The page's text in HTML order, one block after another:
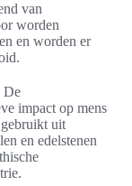
van
worden
en worden er
De
impact op mens
uit
en edelstenen